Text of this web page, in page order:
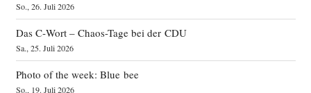
So., 26. Juli 2026
Das C‑Wort – Chaos-Tage bei der CDU
Sa., 25. Juli 2026
Photo of the week: Blue bee
So., 19. Juli 2026